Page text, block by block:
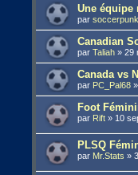
Une
parsoccerpunk
Canadian
parTaliah »29
Canada vs
par PC_Pal68
Foot
par Rift »10
PLSQ
par Mr.Stats »